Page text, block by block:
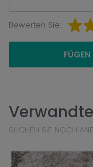
Bewerten Sie:
SUCHEN SIE NOCH